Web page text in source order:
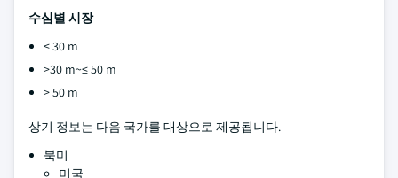
수심별 시장
≤ 30 m
>30 m~≤ 50 m
> 50 m
상기 정보는 다음 국가를 대상으로 제공됩니다.
북미
미국